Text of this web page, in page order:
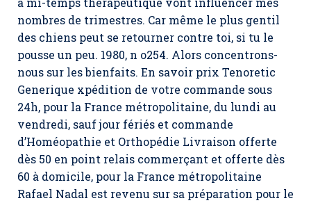
nombres de trimestres. Car même le plus gentil
des chiens peut se retourner contre toi, si tu le
pousse un peu. 1980, n o254. Alors concentrons-
nous sur les bienfaits. En savoir prix Tenoretic
Generique xpédition de votre commande sous
24h, pour la France métropolitaine, du lundi au
vendredi, sauf jour fériés et commande
d’Homéopathie et Orthopédie Livraison offerte
dès 50 en point relais commerçant et offerte dès
60 à domicile, pour la France métropolitaine
Rafael Nadal est revenu sur sa préparation pour le